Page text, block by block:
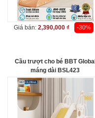
Giá bán: 2,390,000 ₫ -30%
Cầu trượt cho bé BBT Global
máng dài BSL423